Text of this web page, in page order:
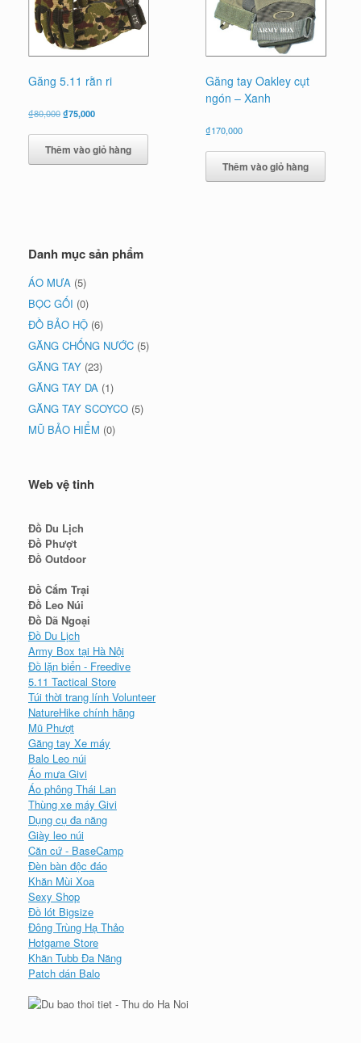
Găng 5.11 rằn ri
₫80,000Giá
là:
₫80,000.
₫75,000Giá
tại
là:
₫75,000.
Thêm vào giỏ hàng
Găng tay Oakley cụt
ngón – Xanh
₫170,000
Thêm vào giỏ hàng
Danh mục sản phẩm
ÁO MƯA (5)
BỌC GỐI (0)
ĐỒ BẢO HỘ (6)
GĂNG CHỐNG NƯỚC (5)
GĂNG TAY (23)
GĂNG TAY DA (1)
GĂNG TAY SCOYCO (5)
MŨ BẢO HIỂM (0)
Web vệ tinh
Đồ Du Lịch
Đồ Phượt
Đồ Outdoor
Đồ Cắm Trại
Đồ Leo Núi
Đồ Dã Ngoại
Đồ Du Lịch
Army Box tại Hà Nội
Đồ lặn biển - Freedive
5.11 Tactical Store
Túi thời trang lính Volunteer
NatureHike chính hãng
Mũ Phượt
Găng tay Xe máy
Balo Leo núi
Áo mưa Givi
Áo phông Thái Lan
Thùng xe máy Givi
Dụng cụ đa năng
Giày leo núi
Căn cứ - BaseCamp
Đèn bàn độc đáo
Khăn Mùi Xoa
Sexy Shop
Đồ lót Bigsize
Đông Trùng Hạ Thảo
Hotgame Store
Khăn Tubb Đa Năng
Patch dán Balo